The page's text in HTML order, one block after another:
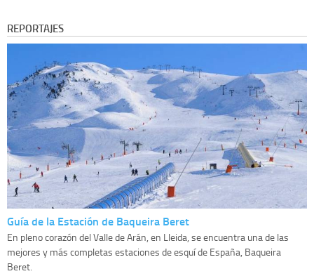
REPORTAJES
Guía de la Estación de Baqueira Beret
En pleno corazón del Valle de Arán, en Lleida, se encuentra una de las
mejores y más completas estaciones de esquí de España, Baqueira
Beret.